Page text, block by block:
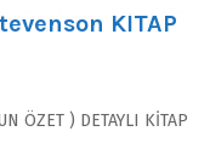
KİTAP
ÖZET ) DETAYLI KİTAP